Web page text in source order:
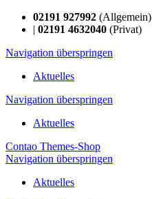
02191 927992 (Allgemein)
| 02191 4632040 (Privat)
Navigation überspringen
Aktuelles
Navigation überspringen
Aktuelles
Contao Themes-Shop
Navigation überspringen
Aktuelles